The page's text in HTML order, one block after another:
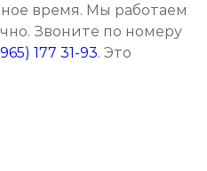
время. Мы работаем
Звоните по номеру
177 31-93. Это